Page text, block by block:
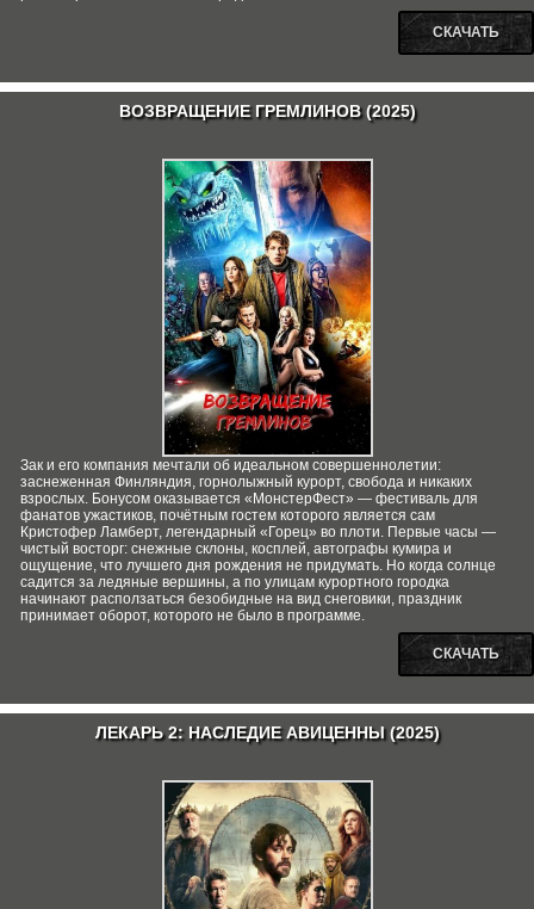
СКАЧАТЬ
ВОЗВРАЩЕНИЕ ГРЕМЛИНОВ (2025)
Зак и его компания мечтали об идеальном совершеннолетии:
заснеженная Финляндия, горнолыжный курорт, свобода и никаких
взрослых. Бонусом оказывается «МонстерФест» — фестиваль для
фанатов ужастиков, почётным гостем которого является сам
Кристофер Ламберт, легендарный «Горец» во плоти. Первые часы —
чистый восторг: снежные склоны, косплей, автографы кумира и
ощущение, что лучшего дня рождения не придумать. Но когда солнце
садится за ледяные вершины, а по улицам курортного городка
начинают расползаться безобидные на вид снеговики, праздник
принимает оборот, которого не было в программе.
СКАЧАТЬ
ЛЕКАРЬ 2: НАСЛЕДИЕ АВИЦЕННЫ (2025)